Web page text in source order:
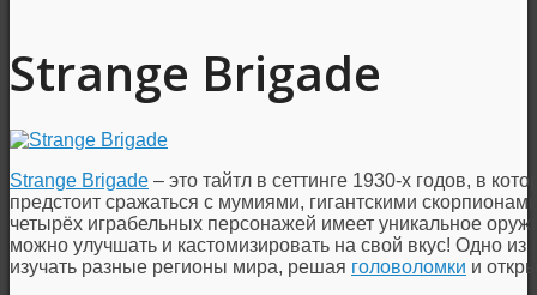
Strange Brigade
Strange Brigade – это тайтл в сеттинге 1930-х годов, в
предстоит сражаться с мумиями, гигантскими
четырёх играбельных персонажей имеет уникальное
можно улучшать и кастомизировать на свой вкус! Одно
изучать разные регионы мира, решая головоломки и